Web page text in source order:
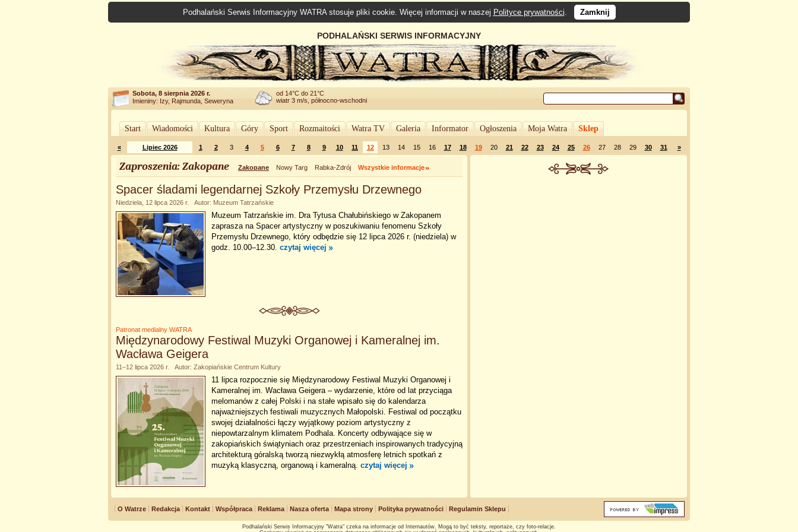
Podhalański Serwis Informacyjny WATRA stosuje pliki cookie. Więcej informacji w naszej Polityce prywatności. Zamknij
PODHALAŃSKI SERWIS INFORMACYJNY
Sobota, 8 sierpnia 2026 r.
Imieniny: Izy, Rajmunda, Seweryna
od 14°C do 21°C
wiatr 3 m/s, północno-wschodni
Start Wiadomości Kultura Góry Sport Rozmaitości Watra TV Galeria Informator Ogłoszenia Moja Watra Sklep
« Lipiec 2026 1 2 3 4 5 6 7 8 9 10 11 12 13 14 15 16 17 18 19 20 21 22 23 24 25 26 27 28 29 30 31 »
Zaproszenia: Zakopane Zakopane Nowy Targ Rabka-Zdrój Wszystkie informacje
Spacer śladami legendarnej Szkoły Przemysłu Drzewnego
Niedziela, 12 lipca 2026 r. Autor: Muzeum Tatrzańskie
Muzeum Tatrzańskie im. Dra Tytusa Chałubińskiego w Zakopanem
zaprasza na Spacer artystyczny w poszukiwaniu fenomenu Szkoły
Przemysłu Drzewnego, który odbędzie się 12 lipca 2026 r. (niedziela) w
godz. 10.00–12.30. czytaj więcej
Patronat medialny WATRA
Międzynarodowy Festiwal Muzyki Organowej i Kameralnej im.
Wacława Geigera
11–12 lipca 2026 r. Autor: Zakopiańskie Centrum Kultury
11 lipca rozpocznie się Międzynarodowy Festiwal Muzyki Organowej i
Kameralnej im. Wacława Geigera – wydarzenie, które od lat przyciąga
melomanów z całej Polski i na stałe wpisało się do kalendarza
najważniejszych festiwali muzycznych Małopolski. Festiwal od początku
swojej działalności łączy wyjątkowy poziom artystyczny z
niepowtarzalnym klimatem Podhala. Koncerty odbywające się w
zakopiańskich świątyniach oraz przestrzeniach inspirowanych tradycyjną
architekturą góralską tworzą niezwykłą atmosferę letnich spotkań z
muzyką klasyczną, organową i kameralną. czytaj więcej
O Watrze Redakcja Kontakt Współpraca Reklama Nasza oferta Mapa strony Polityka prywatności Regulamin Sklepu
Podhalański Serwis Informacyjny "Watra" czeka na informacje od Internautów. Mogą to być teksty, reportaże, czy foto-relacje.